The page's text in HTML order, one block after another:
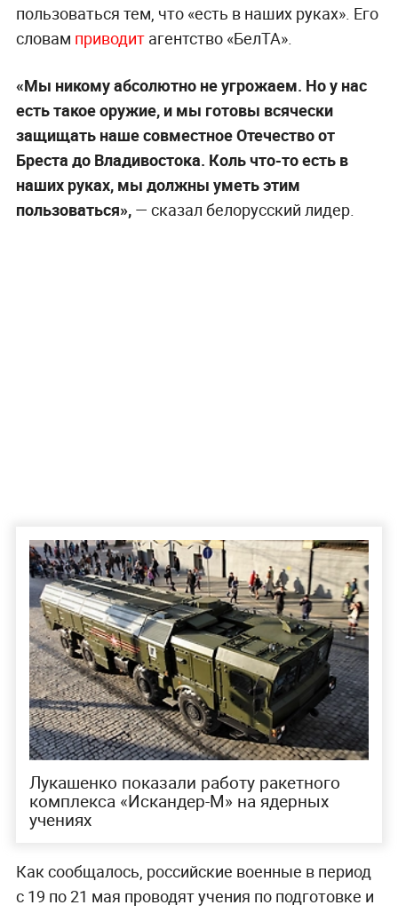
пользоваться тем, что «есть в наших руках». Его
словам приводит агентство «БелТА».
«Мы никому абсолютно не угрожаем. Но у нас
есть такое оружие, и мы готовы всячески
защищать наше совместное Отечество от
Бреста до Владивостока. Коль что-то есть в
наших руках, мы должны уметь этим
пользоваться», — сказал белорусский лидер.
Лукашенко показали работу ракетного
комплекса «Искандер-М» на ядерных
учениях
Как сообщалось, российские военные в период
с 19 по 21 мая проводят учения по подготовке и